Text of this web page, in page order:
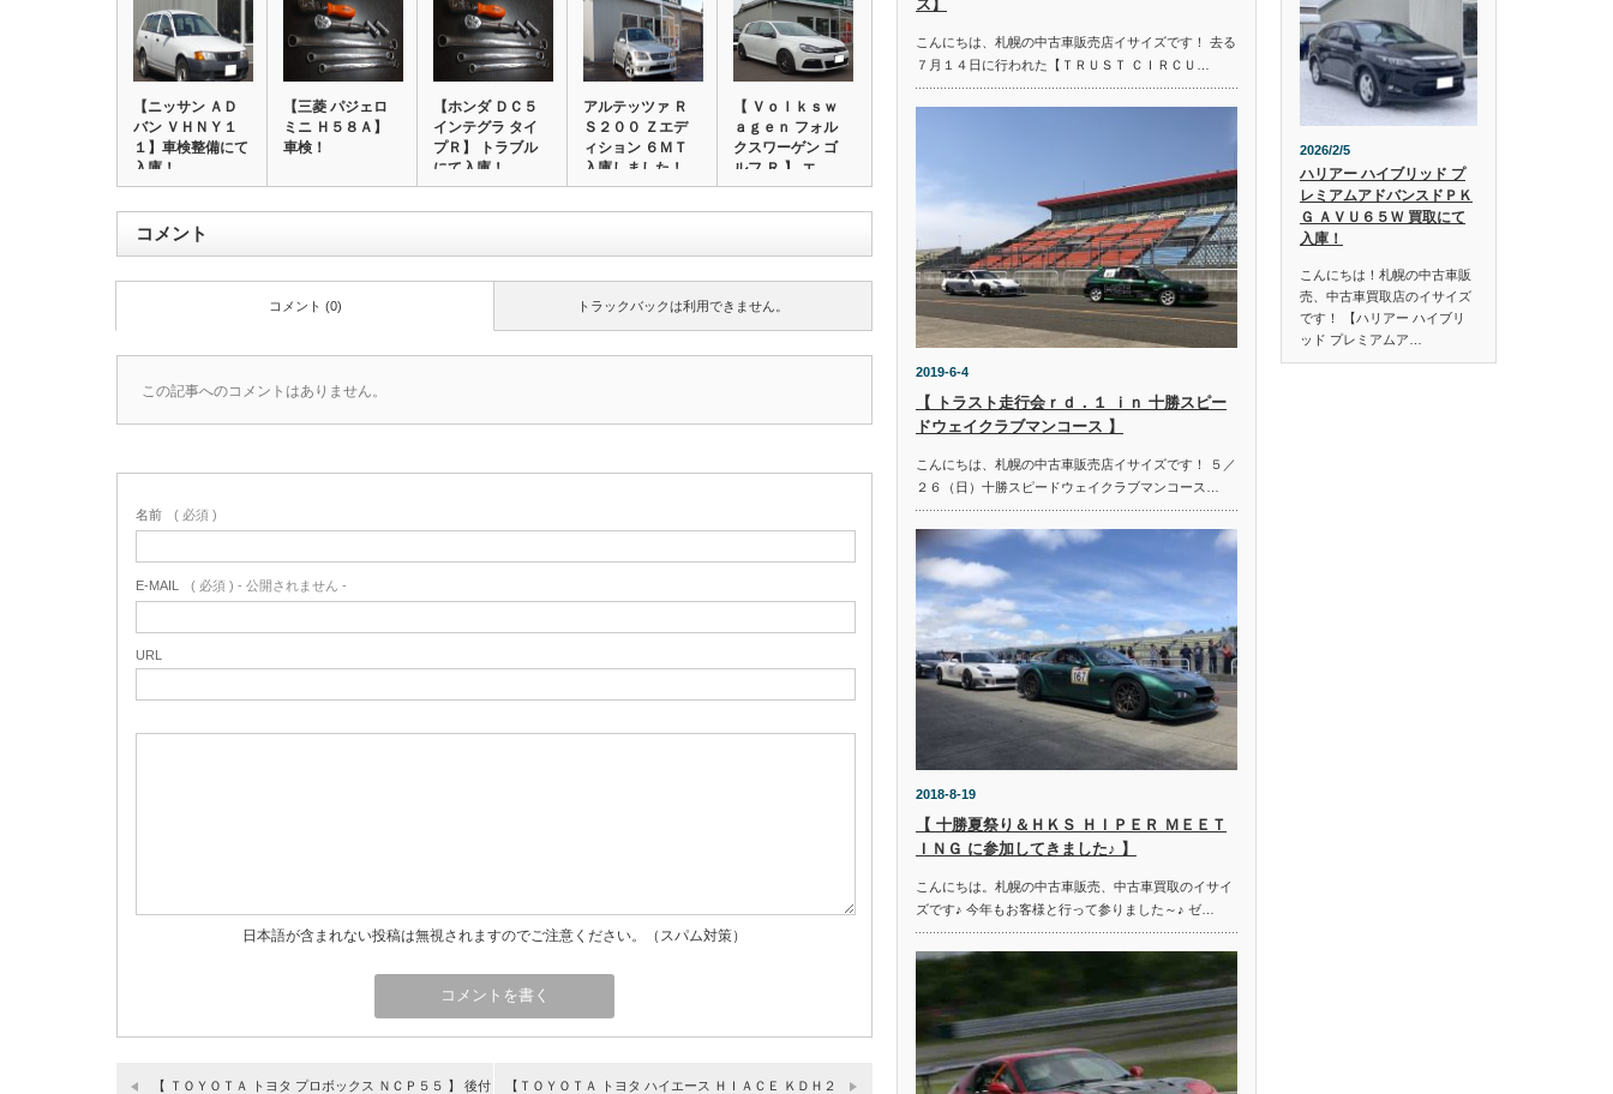
【ニッサン ＡＤ
バン ＶＨＮＹ１
１】車検整備にて
入庫！
【三菱 パジェロ
ミニ Ｈ５８Ａ】
車検！
【ホンダ ＤＣ５
インテグラ タイ
プＲ】 トラブル
にて入庫！
アルテッツァ Ｒ
Ｓ２００ Ｚエデ
ィション ６ＭＴ
入庫しました！…
【 Ｖｏｌｋｓｗ
ａｇｅｎ フォル
クスワーゲン ゴ
ルフ Ｒ 】 エ…
コメント
トラックバックは利用できません。
コメント (0)
この記事へのコメントはありません。
名前 ( 必須 )
E-MAIL ( 必須 ) - 公開されません -
URL
日本語が含まれない投稿は無視されますのでご注意ください。（スパム対策）
【 ＴＯＹＯＴＡ トヨタ プロボックス ＮＣＰ５５ 】 後付
【ＴＯＹＯＴＡ トヨタ ハイエース ＨＩＡＣＥ ＫＤＨ２
ス】
こんにちは、札幌の中古車販売店イサイズです！ 去る
７月１４日に行われた【ＴＲＵＳＴ ＣＩＲＣＵ…
2019-6-4
【 トラスト走行会ｒｄ．１ ｉｎ 十勝スピー
ドウェイクラブマンコース 】
こんにちは、札幌の中古車販売店イサイズです！ ５／
２６（日）十勝スピードウェイクラブマンコース…
2018-8-19
【 十勝夏祭り＆ＨＫＳ ＨＩＰＥＲ ＭＥＥＴ
ＩＮＧ に参加してきました♪ 】
こんにちは。札幌の中古車販売、中古車買取のイサイ
ズです♪ 今年もお客様と行って参りました～♪ ゼ…
2026/2/5
ハリアー ハイブリッド プ
レミアムアドバンスドＰＫ
Ｇ ＡＶＵ６５Ｗ 買取にて
入庫！
こんにちは！札幌の中古車販
売、中古車買取店のイサイズ
です！ 【ハリアー ハイブリ
ッド プレミアムア…